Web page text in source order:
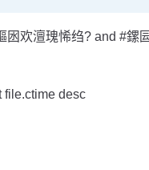
囦欢澶瑰悕绉? and #鏍
file.ctime desc